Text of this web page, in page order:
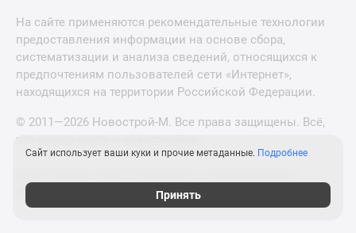
На сайте применяются рекомендательные технологии
предоставления информации на основе сбора,
систематизации и анализа сведений, относящихся к
предпочтениям пользователей сети «Интернет»,
находящихся на территории Российской Федерации.
© 2011—2026 Новострой-М. Все права защищены. Всё,
что нужно знать о новостройках
области
Сайт использует ваши куки и прочие метаданные. Подробнее
Принять